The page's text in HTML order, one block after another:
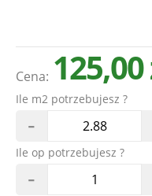
Cena: 125,00
Ile m2 potrzebujesz ?
-
Ile op potrzebujesz ?
-